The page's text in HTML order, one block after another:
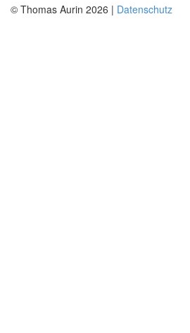
© Thomas Aurin 2026 | Datenschutz